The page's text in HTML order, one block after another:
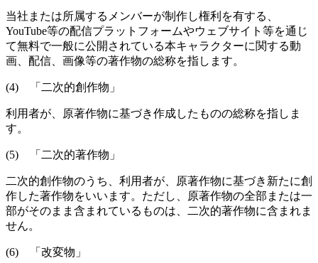
当社または所属するメンバーが制作し権利を有する、
YouTube等の配信プラットフォームやウェブサイト等を通じ
て無料で一般に公開されている本キャラクターに関する動
画、配信、画像等の著作物の総称を指します。
(4) 「二次的創作物」
利用者が、原著作物に基づき作成したものの総称を指しま
す。
(5) 「二次的著作物」
二次的創作物のうち、利用者が、原著作物に基づき新たに創
作した著作物をいいます。ただし、原著作物の全部または一
部がそのまま含まれているものは、二次的著作物に含まれま
せん。
(6) 「改変物」